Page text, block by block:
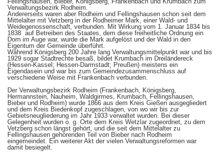
Verwaltungsbezirk Rodheim.
Andererseits waren aber Rodheim und Fellingshausen schon seit dem
Mittelalter mit Vetzberg in der Rodheimer Mark, einer Wald- und
Weidegenossenschaft, verbunden. Mit Wirkung vom 1. Januar 1834 bis
1838 auf Betreiben des Staates, dem diese freiheitliche Ordnung ein
Dorn im Auge war, wurde die Mark aufgelöst und der Wald in den
Eigentum der Gemeinde überführt.
Während Königsberg 200 Jahre lang Verwaltungsmittelpunkt war und bis
1929 sogar Stadtrechte besaß, bildet Krumbach im Dreiländereck
(Hessen-Kassel; Hessen-Darmstadt; Preußen) meistens ein
Eigendasein und war bis zum Gemeindezusammenschluss auf
verschiedene Weise mit Frankenbach verbunden.
Der Verwaltungsbezirk Rodheim (Frankenbach, Königsberg,
Hermannstein, Nauheim, Waldgirmes, Krumbach, Fellingshausen,
Bieber und Rodheim) wurde 1866 aus dem Kreis Gießen ausgegliedert
und dem Kreis Biedenkopf zugeschlagen, von wo wir bis zur
Gebietsneugliederung im Jahr 1933 verwaltet wurden. Bei dieser
Gelegenheit wurden o. g. Orte dem Kreis Wetzlar zugeordnet, zu dem
Vetzberg schon längst gehört, und die seit dem Mittelalter zu
Fellingshausen gehörenden Teil von Bieber nach Rodheim
eingemeindet. Ein weiterer Akt der vielen Verwaltungsreformen war
damit besiegelt.